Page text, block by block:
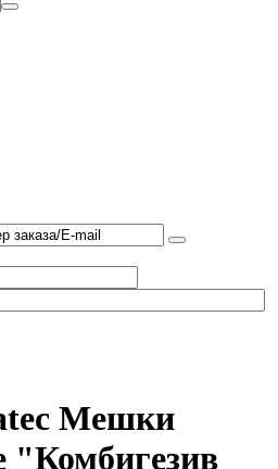
Мешки
"Комбигезив